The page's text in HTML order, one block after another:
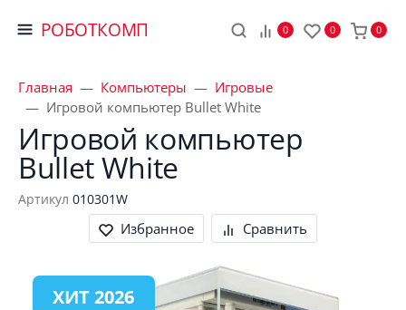
РОБОТКОМП 0 0 0
Главная Компьютеры
Игровые
Игровой компьютер Bullet White
Игровой компьютер
Bullet White
Артикул 010301W
Избранное Сравнить
ХИТ 2026